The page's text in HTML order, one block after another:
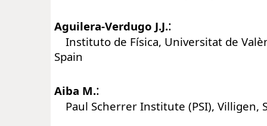
Aguilera-Verdugo J.J.:
Instituto de Física, Universitat de
Spain
Aiba M.:
Paul Scherrer Institute (PSI), Villigen,